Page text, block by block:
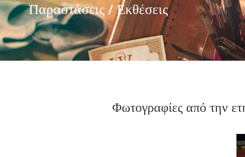
Παραστάσεις / Εκθέσεις
Φωτογραφίες από την